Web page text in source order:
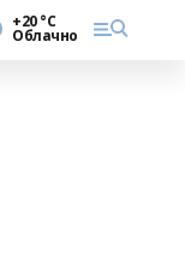
+20 °С
Облачно